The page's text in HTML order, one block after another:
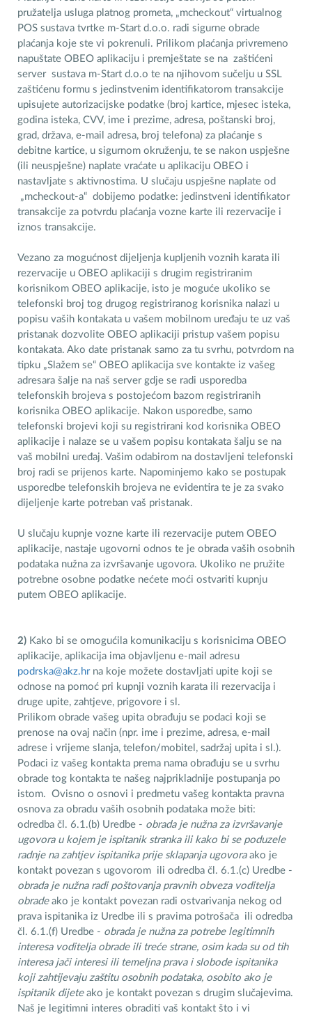
pružatelja usluga platnog prometa, „mcheckout“ virtualnog
POS sustava tvrtke m-Start d.o.o. radi sigurne obrade
plaćanja koje ste vi pokrenuli. Prilikom plaćanja privremeno
napuštate OBEO aplikaciju i premještate se na zaštićeni
server sustava m-Start d.o.o te na njihovom sučelju u SSL
zaštićenu formu s jedinstvenim identifikatorom transakcije
upisujete autorizacijske podatke (broj kartice, mjesec isteka,
godina isteka, CVV, ime i prezime, adresa, poštanski broj,
grad, država, e-mail adresa, broj telefona) za plaćanje s
debitne kartice, u sigurnom okruženju, te se nakon uspješne
(ili neuspješne) naplate vraćate u aplikaciju OBEO i
nastavljate s aktivnostima. U slučaju uspješne naplate od
„mcheckout-a“ dobijemo podatke: jedinstveni identifikator
transakcije za potvrdu plaćanja vozne karte ili rezervacije i
iznos transakcije.
Vezano za mogućnost dijeljenja kupljenih voznih karata ili
rezervacije u OBEO aplikaciji s drugim registriranim
korisnikom OBEO aplikacije, isto je moguće ukoliko se
telefonski broj tog drugog registriranog korisnika nalazi u
popisu vaših kontakata u vašem mobilnom uređaju te uz vaš
pristanak dozvolite OBEO aplikaciji pristup vašem popisu
kontakata. Ako date pristanak samo za tu svrhu, potvrdom na
tipku „Slažem se“ OBEO aplikacija sve kontakte iz vašeg
adresara šalje na naš server gdje se radi usporedba
telefonskih brojeva s postojećom bazom registriranih
korisnika OBEO aplikacije. Nakon usporedbe, samo
telefonski brojevi koji su registrirani kod korisnika OBEO
aplikacije i nalaze se u vašem popisu kontakata šalju se na
vaš mobilni uređaj. Vašim odabirom na dostavljeni telefonski
broj radi se prijenos karte. Napominjemo kako se postupak
usporedbe telefonskih brojeva ne evidentira te je za svako
dijeljenje karte potreban vaš pristanak.
U slučaju kupnje vozne karte ili rezervacije putem OBEO
aplikacije, nastaje ugovorni odnos te je obrada vaših osobnih
podataka nužna za izvršavanje ugovora. Ukoliko ne pružite
potrebne osobne podatke nećete moći ostvariti kupnju
putem OBEO aplikacije.
2) Kako bi se omogućila komunikaciju s korisnicima OBEO
aplikacije, aplikacija ima objavljenu e-mail adresu
podrska@akz.hrna koje možete dostavljati upite koji se
odnose na pomoć pri kupnji voznih karata ili rezervacija i
druge upite, zahtjeve, prigovore i sl.
Prilikom obrade vašeg upita obrađuju se podaci koji se
prenose na ovaj način (npr. ime i prezime, adresa, e-mail
adrese i vrijeme slanja, telefon/mobitel, sadržaj upita i sl.).
Podaci iz vašeg kontakta prema nama obrađuju se u svrhu
obrade tog kontakta te našeg najprikladnije postupanja po
istom. Ovisno o osnovi i predmetu vašeg kontakta pravna
osnova za obradu vaših osobnih podataka može biti:
odredba čl. 6.1.(b) Uredbe - obrada je nužna za izvršavanje
ugovora u kojem je ispitanik stranka ili kako bi se poduzele
radnje na zahtjev ispitanika prije sklapanja ugovora ako je
kontakt povezan s ugovorom ili odredba čl. 6.1.(c) Uredbe -
obrada je nužna radi poštovanja pravnih obveza voditelja
obrade ako je kontakt povezan radi ostvarivanja nekog od
prava ispitanika iz Uredbe ili s pravima potrošača ili odredba
čl. 6.1.(f) Uredbe - obrada je nužna za potrebe legitimnih
interesa voditelja obrade ili treće strane, osim kada su od tih
interesa jači interesi ili temeljna prava i slobode ispitanika
koji zahtijevaju zaštitu osobnih podataka, osobito ako je
ispitanik dijete ako je kontakt povezan s drugim slučajevima.
Naš je legitimni interes obraditi vaš kontakt što i vi